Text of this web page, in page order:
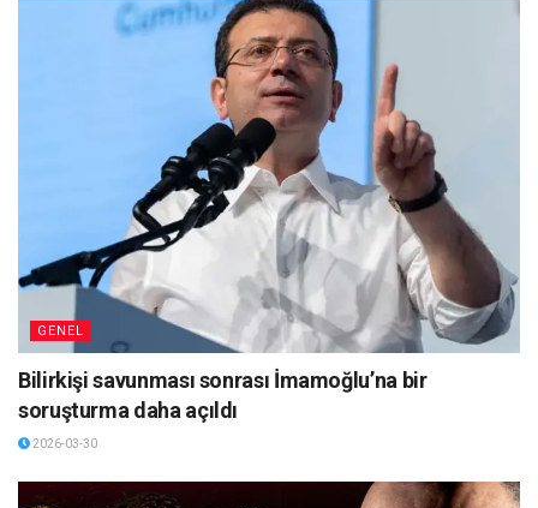
GENEL
Bilirkişi savunması sonrası İmamoğlu’na bir
soruşturma daha açıldı
2026-03-30